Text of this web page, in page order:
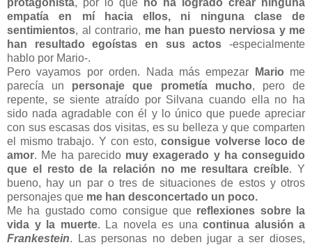
empatía en mí hacia ellos, ni ninguna clase de
sentimientos, al contrario, me han puesto nerviosa y me
han resultado egoístas en sus actos -especialmente
hablo por Mario-.
Pero vayamos por orden. Nada más empezar
Mario me
parecía un personaje que prometía mucho, pero de
repente, se siente atraído por Silvana cuando ella no ha
sido nada agradable con él y lo único que puede apreciar
con sus escasas dos visitas, es su belleza y que comparten
el mismo trabajo. Y con esto,consigue volverse loco de
amor. Me ha parecido muy exagerado y ha conseguido
que el resto de la relación no me resultara creíble. Y
bueno, hay un par o tres de situaciones de estos y otros
personajes que me han desconcertado un poco.
Me ha gustado como consigue que reflexiones sobre la
vida y la muerte. La novela es una continua alusión a
Frankestein. Las personas no deben jugar a ser dioses,